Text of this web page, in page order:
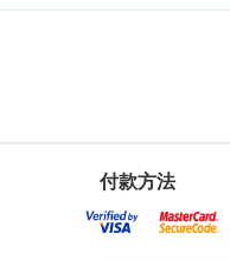
付款方法